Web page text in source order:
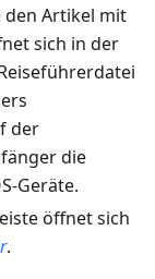
Artikel mit
sich in der
der
die
Geräte.
öffnet sich
.